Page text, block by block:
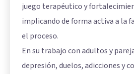
juego terapéutico y
implicando de forma activa a la
el proceso.
En su trabajo con adultos y
depresión, duelos, adicciones y